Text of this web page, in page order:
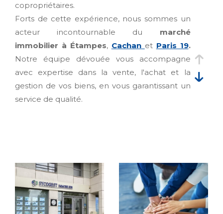
copropriétaires.
Forts de cette expérience, nous sommes un
acteur incontournable du marché
immobilier à Étampes, Cachan et Paris 19.
Notre équipe dévouée vous accompagne
avec expertise dans la vente, l'achat et la
gestion de vos biens, en vous garantissant un
service de qualité.
nos principaux atouts.
Vente immobilière à Étampes, Cachan
et Paris 19